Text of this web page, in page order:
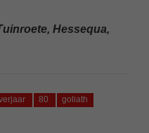
Hessequa,
80
goliath